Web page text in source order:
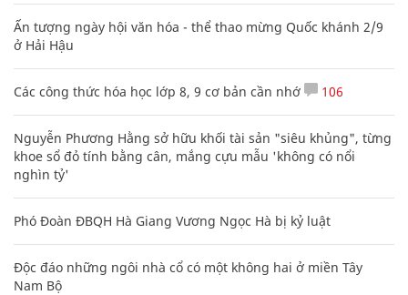
Ấn tượng ngày hội văn hóa - thể thao mừng Quốc khánh 2/9
ở Hải Hậu
Các công thức hóa học lớp 8, 9 cơ bản cần nhớ 106
Nguyễn Phương Hằng sở hữu khối tài sản "siêu khủng", từng
khoe sổ đỏ tính bằng cân, mắng cựu mẫu 'không có nổi
nghìn tỷ'
Phó Đoàn ĐBQH Hà Giang Vương Ngọc Hà bị kỷ luật
Độc đáo những ngôi nhà cổ có một không hai ở miền Tây
Nam Bộ